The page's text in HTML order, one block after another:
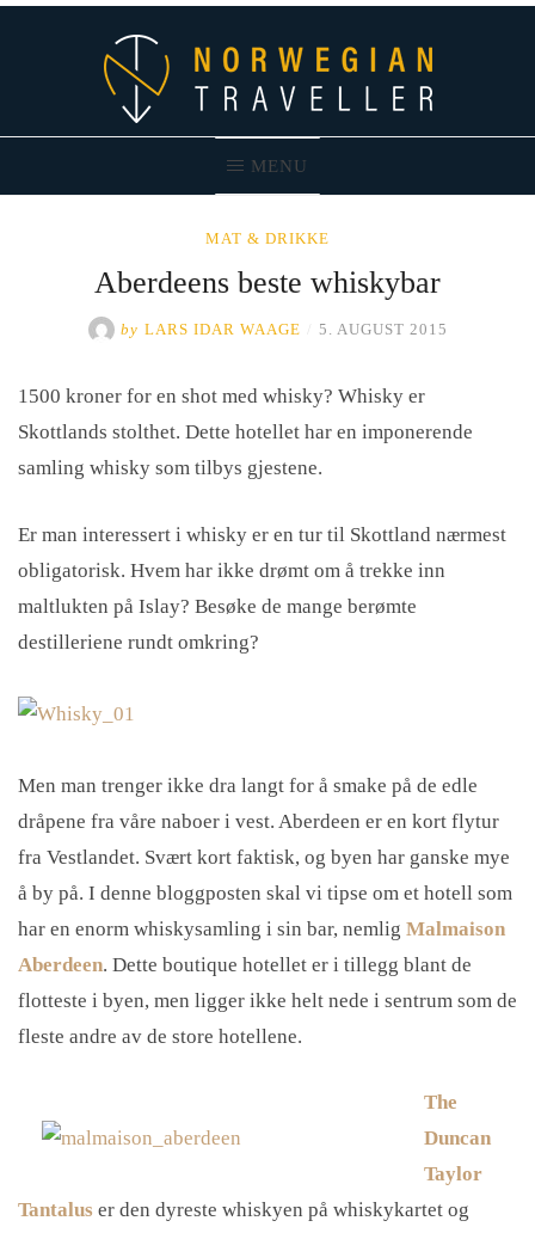
MENU
Norwegian Traveller – Reiseblogg
MAT & DRIKKE
Aberdeens beste whiskybar
by LARS IDAR WAAGE 5. AUGUST 2015
1500 kroner for en shot med whisky? Whisky er
Skottlands stolthet. Dette hotellet har en imponerende
samling whisky som tilbys gjestene.
Er man interessert i whisky er en tur til Skottland nærmest
obligatorisk. Hvem har ikke drømt om å trekke inn
maltlukten på Islay? Besøke de mange berømte
destilleriene rundt omkring?
Men man trenger ikke dra langt for å smake på de edle
dråpene fra våre naboer i vest. Aberdeen er en kort flytur
fra Vestlandet. Svært kort faktisk, og byen har ganske mye
å by på. I denne bloggposten skal vi tipse om et hotell som
har en enorm whiskysamling i sin bar, nemlig Malmaison
Aberdeen. Dette boutique hotellet er i tillegg blant de
flotteste i byen, men ligger ikke helt nede i sentrum som de
fleste andre av de store hotellene.
The
Duncan
Taylor
Tantalus er den dyreste whiskyen på whiskykartet og